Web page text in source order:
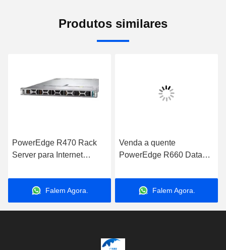
Produtos similares
PowerEdge R470 Rack
Server para Internet
aplicações de
armazenamento de dados
Server
Falem Agora.
Venda a quente
PowerEdge R660 Data
Processador Intel Xeon
para Aplicações de
Negócios
Falem Agora.